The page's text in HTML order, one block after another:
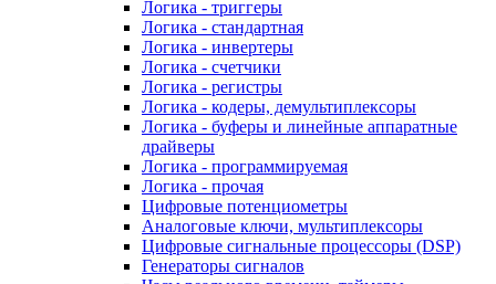
Логика - триггеры
Логика - стандартная
Логика - инвертеры
Логика - счетчики
Логика - регистры
Логика - кодеры, демультиплексоры
Логика - буферы и линейные аппаратные
драйверы
Логика - программируемая
Логика - прочая
Цифровые потенциометры
Аналоговые ключи, мультиплексоры
Цифровые сигнальные процессоры (DSP)
Генераторы сигналов